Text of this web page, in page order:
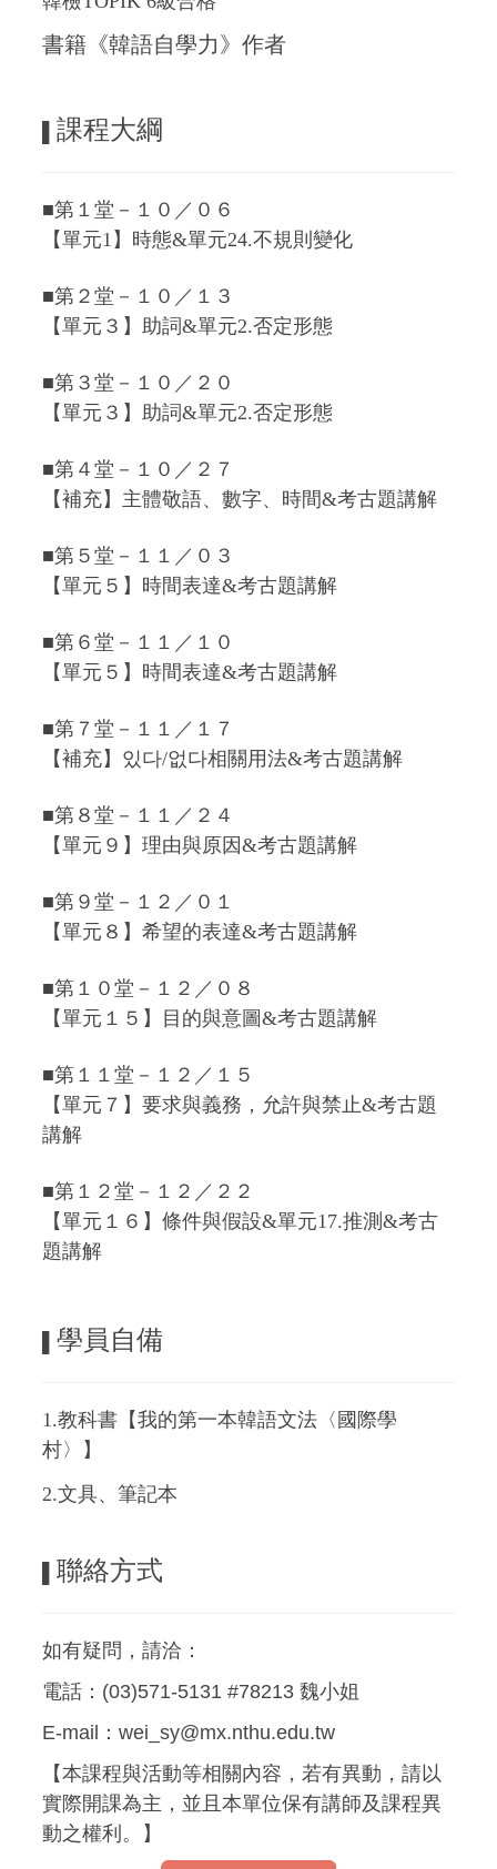
書籍《韓語自學力》作者
課程大綱
■第１堂－１０／０６
【單元1】時態&單元24.不規則變化
■第２堂－１０／１３
【單元３】助詞&單元2.否定形態
■第３堂－１０／２０
【單元３】助詞&單元2.否定形態
■第４堂－１０／２７
【補充】主體敬語、數字、時間&考古題講解
■第５堂－１１／０３
【單元５】時間表達&考古題講解
■第６堂－１１／１０
【單元５】時間表達&考古題講解
■第７堂－１１／１７
【補充】있다/없다相關用法&考古題講解
■第８堂－１１／２４
【單元９】理由與原因&考古題講解
■第９堂－１２／０１
【單元８】希望的表達&考古題講解
■第１０堂－１２／０８
【單元１５】目的與意圖&考古題講解
■第１１堂－１２／１５
【單元７】要求與義務，允許與禁止&考古題
講解
■第１２堂－１２／２２
【單元１６】條件與假設&單元17.推測&考古
題講解
學員自備
1.教科書【我的第一本韓語文法〈國際學
村〉】
2.文具、筆記本
聯絡方式
如有疑問，請洽：
電話：(03)571-5131 #78213 魏小姐
E-mail：wei_sy@mx.nthu.edu.tw
【本課程與活動等相關內容，若有異動，請以
實際開課為主，並且本單位保有講師及課程異
動之權利。】